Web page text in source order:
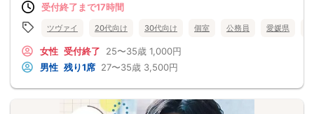
受付終了まで17時間
ツヴァイ 20代向け 30代向け 個室 公務員 愛媛県
女性 受付終了 25〜35歳 1,000円
男性 残り1席 27〜35歳 3,500円